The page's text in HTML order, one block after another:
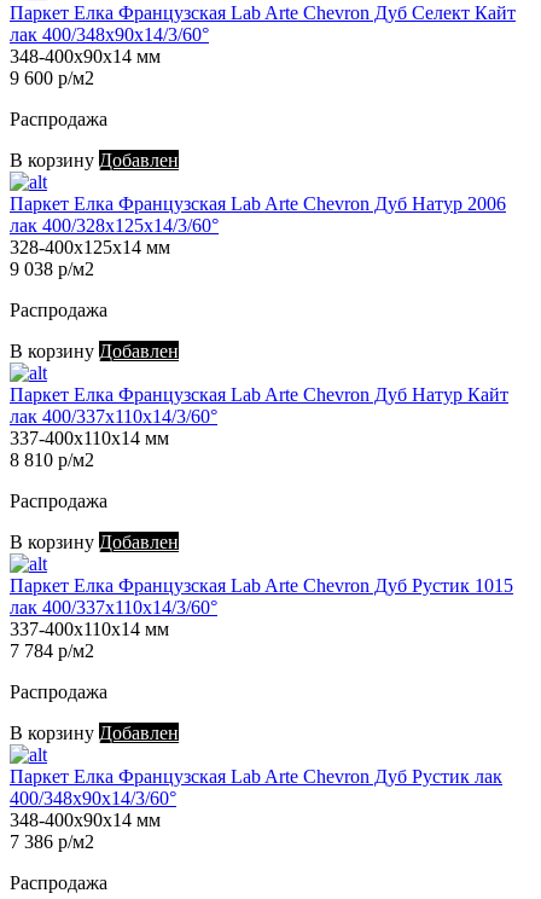
Паркет Елка Французская Lab Arte Chevron Дуб Селект Кайт
лак 400/348х90х14/3/60°
348-400х90х14 мм
9 600 р/м2
Распродажа
В корзину Добавлен
Паркет Елка Французская Lab Arte Chevron Дуб Натур 2006
лак 400/328х125х14/3/60°
328-400х125х14 мм
9 038 р/м2
Распродажа
В корзину Добавлен
Паркет Елка Французская Lab Arte Chevron Дуб Натур Кайт
лак 400/337х110х14/3/60°
337-400х110х14 мм
8 810 р/м2
Распродажа
В корзину Добавлен
Паркет Елка Французская Lab Arte Chevron Дуб Рустик 1015
лак 400/337х110х14/3/60°
337-400х110х14 мм
7 784 р/м2
Распродажа
В корзину Добавлен
Паркет Елка Французская Lab Arte Chevron Дуб Рустик лак
400/348х90х14/3/60°
348-400х90х14 мм
7 386 р/м2
Распродажа